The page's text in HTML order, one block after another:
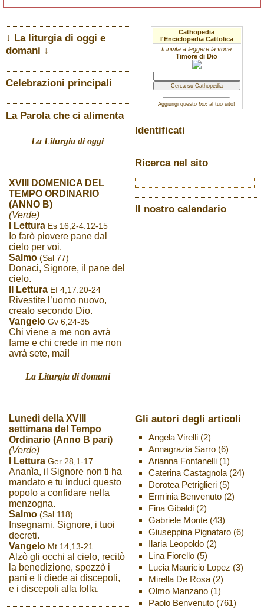
↓ La liturgia di oggi e
domani ↓
Celebrazioni principali
La Parola che ci alimenta
La Liturgia di oggi
XVIII DOMENICA DEL
TEMPO ORDINARIO
(ANNO B)
(Verde)
I Lettura Es 16,2-4.12-15
Io farò piovere pane dal
cielo per voi.
Salmo (Sal 77)
Donaci, Signore, il pane del
cielo.
II Lettura Ef 4,17.20-24
Rivestite l’uomo nuovo,
creato secondo Dio.
Vangelo Gv 6,24-35
Chi viene a me non avrà
fame e chi crede in me non
avrà sete, mai!
La Liturgia di domani
Lunedì della XVIII
settimana del Tempo
Ordinario (Anno B pari)
(Verde)
I Lettura Ger 28,1-17
Ananìa, il Signore non ti ha
mandato e tu induci questo
popolo a confidare nella
menzogna.
Salmo (Sal 118)
Insegnami, Signore, i tuoi
decreti.
Vangelo Mt 14,13-21
Alzò gli occhi al cielo, recitò
la benedizione, spezzò i
pani e li diede ai discepoli,
e i discepoli alla folla.
Cathopedia
l'Enciclopedia Cattolica
ti invita a leggere la voce
Timore di Dio
Aggiungi questo box al tuo sito!
Identificati
Ricerca nel sito
Il nostro calendario
Gli autori degli articoli
Angela Virelli(2)
Annagrazia Sarro(6)
Arianna Fontanelli(1)
Caterina Castagnola(24)
Dorotea Petriglieri(5)
Erminia Benvenuto(2)
Fina Gibaldi(2)
Gabriele Monte(43)
Giuseppina Pignataro(6)
Ilaria Leopoldo(2)
Lina Fiorello(5)
Lucia Mauricio Lopez (3)
Mirella De Rosa(2)
Olmo Manzano(1)
Paolo Benvenuto(761)